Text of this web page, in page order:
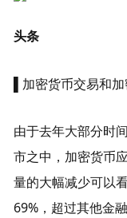
头条
▌加密货币交易和
由于去年大部分时
市之中，加密货币
量的大幅减少可以
69%，超过其他金